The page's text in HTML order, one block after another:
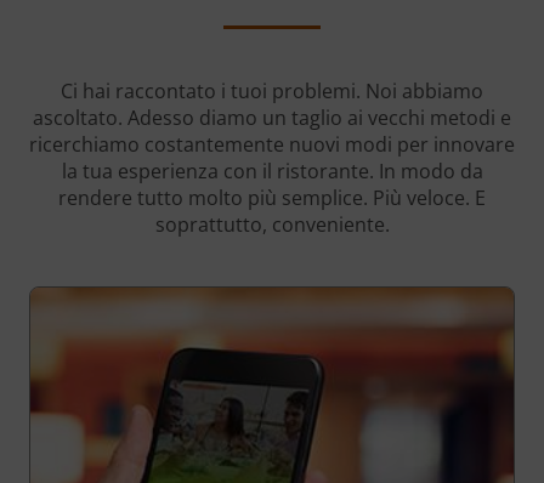
Ci hai raccontato i tuoi problemi. Noi abbiamo
ascoltato. Adesso diamo un taglio ai vecchi metodi e
ricerchiamo costantemente nuovi modi per innovare
la tua esperienza con il ristorante. In modo da
rendere tutto molto più semplice. Più veloce. E
soprattutto, conveniente.